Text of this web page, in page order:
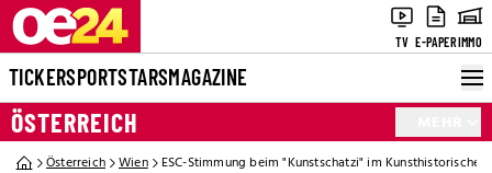
TV E-PAPERIMMO
TICKERSPORTSTARSMAGAZINE
ÖSTERREICH
Österreich Wien ESC-Stimmung beim "Kunstschatzi" im Kunsthistorischen